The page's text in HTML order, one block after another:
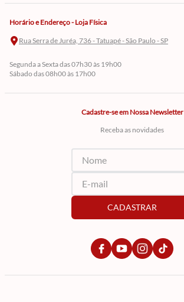
Horário e Endereço - Loja Física
Rua Serra de Juréa, 736 - Tatuapé - São Paulo - SP
Segunda a Sexta das 07h30 às 19h00
Sábado das 08h00 às 17h00
Cadastre-se em Nossa Newsletter
Receba as novidades
CADASTRAR